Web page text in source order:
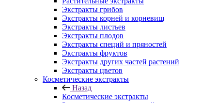
Экстракты грибов
Экстракты корней и корневищ
Экстракты листьев
Экстракты плодов
Экстракты специй и пряностей
Экстракты фруктов
Экстракты других частей растений
Экстракты цветов
Косметические экстракты
Назад
Косметические экстракты